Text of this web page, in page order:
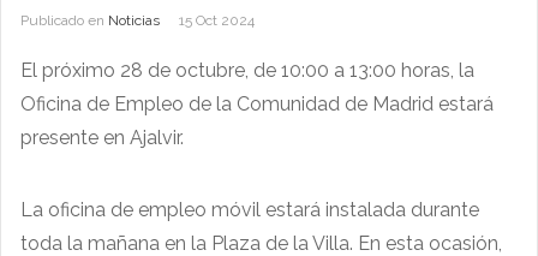
Publicado en Noticias 15 Oct 2024
El próximo 28 de octubre, de 10:00 a 13:00 horas, la
Oficina de Empleo de la Comunidad de Madrid estará
presente en Ajalvir.
La oficina de empleo móvil estará instalada durante
toda la mañana en la Plaza de la Villa. En esta ocasión,